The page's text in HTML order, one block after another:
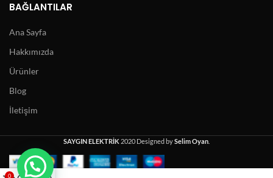
BAĞLANTILAR
Ana Sayfa
Hakkımızda
Ürünler
Blog
İletişim
SAYGIN ELEKTRİK 2020 Designed bySelim Oyan
0